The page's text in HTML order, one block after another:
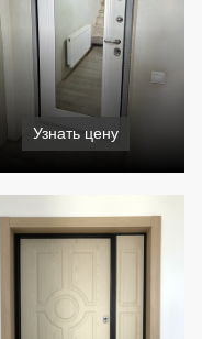
Узнать цену